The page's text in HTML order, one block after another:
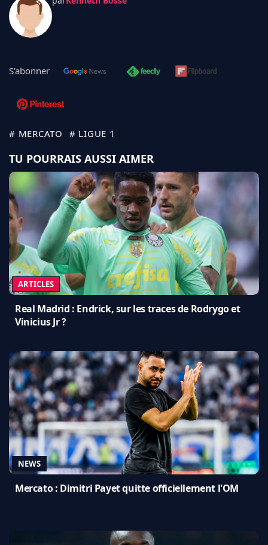
S'abonner
# MERCATO # LIGUE 1
TU POURRAIS AUSSI AIMER
ARTICLES
Real Madrid : Endrick, sur les traces de Rodrygo et
Vinicius Jr ?
NEWS
Mercato : Dimitri Payet quitte officiellement l'OM